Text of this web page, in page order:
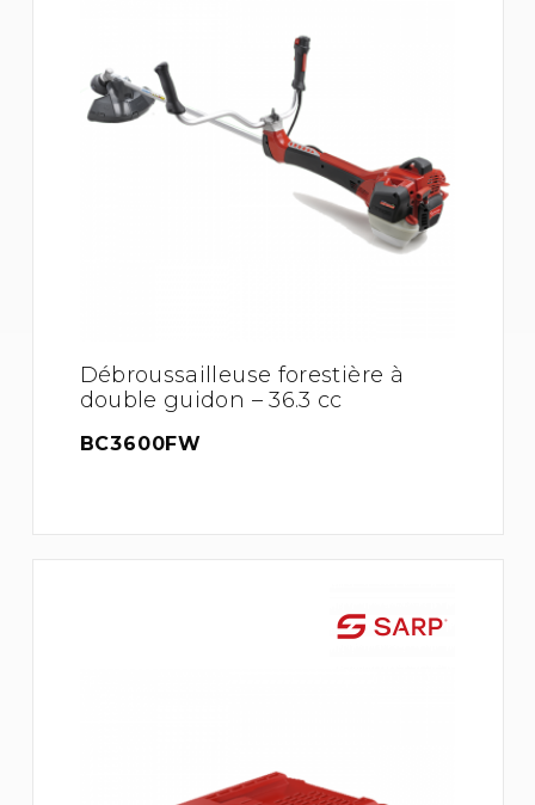
Débroussailleuse forestière à
double guidon – 36.3 cc
BC3600FW